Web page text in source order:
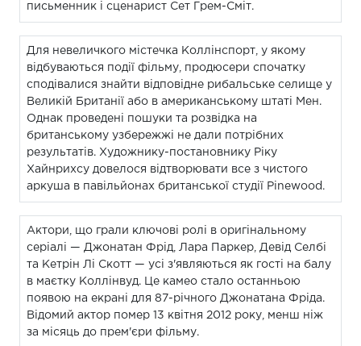
письменник і сценарист Сет Грем-Сміт.
Для невеличкого містечка Коллінспорт, у якому
відбуваються події фільму, продюсери спочатку
сподівалися знайти відповідне рибальське селище у
Великій Британії або в американському штаті Мен.
Однак проведені пошуки та розвідка на
британському узбережжі не дали потрібних
результатів. Художнику-постановнику Ріку
Хайнрихсу довелося відтворювати все з чистого
аркуша в павільйонах британської студії Pinewood.
Актори, що грали ключові ролі в оригінальному
серіалі — Джонатан Фрід, Лара Паркер, Девід Селбі
та Кетрін Лі Скотт — усі з'являються як гості на балу
в маєтку Коллінвуд. Це камео стало останньою
появою на екрані для 87-річного Джонатана Фріда.
Відомий актор помер 13 квітня 2012 року, менш ніж
за місяць до прем'єри фільму.